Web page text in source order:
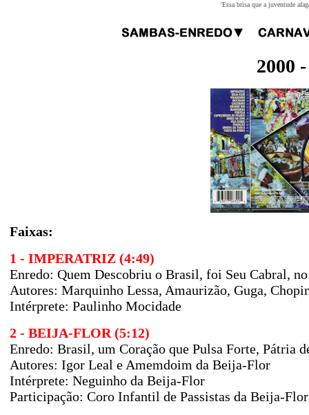
'Essa brisa que a juventude
2000
Faixas:
1 - IMPERATRIZ (4:49)
Enredo: Quem Descobriu o Brasil, foi Seu Cabral,
Autores: Marquinho Lessa, Amaurizão, Guga,
Intérprete: Paulinho Mocidade
2 - BEIJA-FLOR (5:12)
Enredo: Brasil, um Coração que Pulsa Forte, Pátria
Autores: Igor Leal e Amemdoim da Beija-Flor
Intérprete: Neguinho da Beija-Flor
Participação: Coro Infantil de Passistas da Beija-Flor